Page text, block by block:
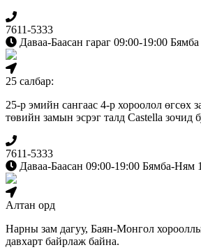
7611-5333
Даваа-Баасан гараг 09:00-19:00
25 салбар:
25-р эмийн сангаас 4-р хороолол
төвийн замын эсрэг талд Сastella зочид
7611-5333
Даваа-Баасан 09:00-19:00 Бямба-Ням
Алтан орд
Нарны зам дагуу, Баян-Монгол
давхарт байрлаж байна.